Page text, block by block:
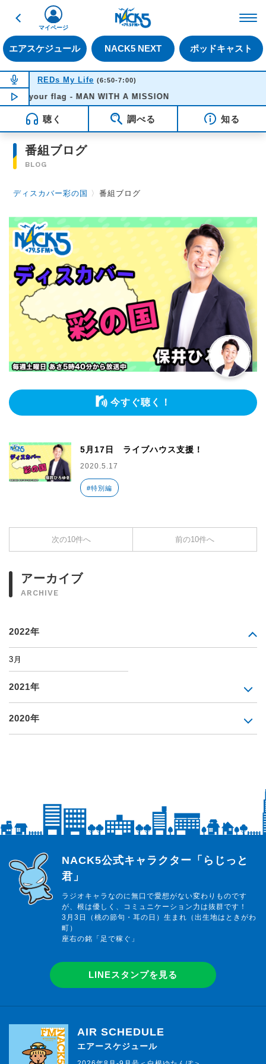
戻る
エアスケジュール NACK5 NEXT ポッドキャスト
マイページ
NOW ON AIR
REDs My Life (6:50-7:00)
NOW PLAYING06:53
your flag - MAN WITH A MISSION
聴く 調べる 知る
番組ブログ
BLOG
ディスカバー彩の国 〉番組ブログ
今すぐ聴く！
5月17日 ライブハウス支援！
2020.5.17
#特別編
次の10件へ 前の10件へ
アーカイブ
ARCHIVE
2022年
3月
2021年
2020年
らじっと君
NACK5公式キャラクター「らじっと
君」
ラジオキャラなのに無口で愛想がない変わりものです
が、根は優しく、コミュニケーション力は抜群です！
3月3日（桃の節句・耳の日）生まれ（出生地はときがわ
町）
座右の銘「足で稼ぐ」
LINEスタンプを見る
AIR SCHEDULE
エアースケジュール